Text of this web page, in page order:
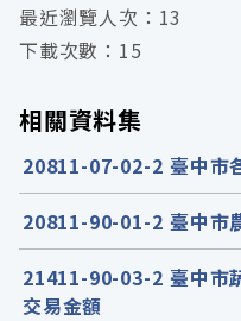
最近瀏覽人次：13
下載次數：15
相關資料集
20811-07-02-2 臺中市
20811-90-01-2 臺中市
21411-90-03-2 臺中市
交易金額